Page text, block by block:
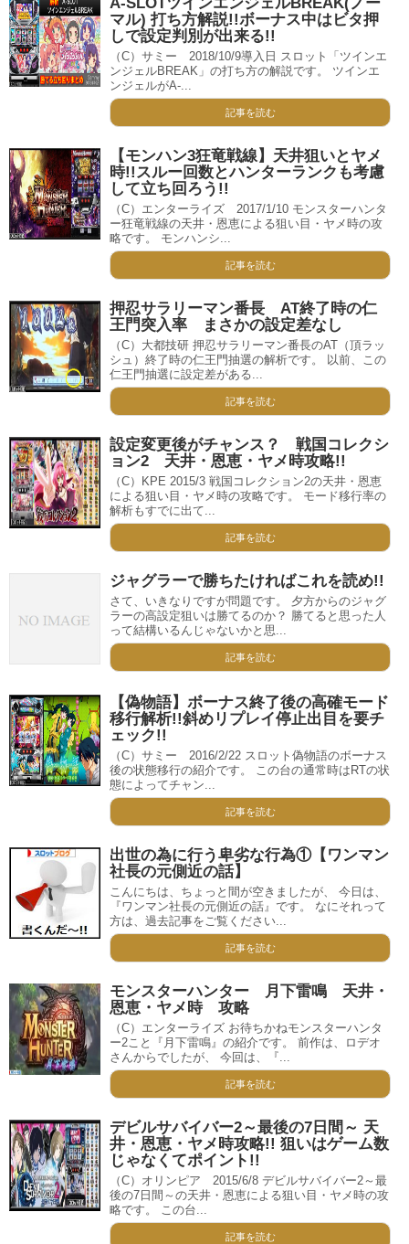
マル) 打ち方解説!!ボーナス中はビタ押
しで設定判別が出来る!!
（C）サミー 2018/10/9導入日 スロット「ツインエ
ンジェルBREAK」の打ち方の解説です。 ツインエ
ンジェルがA-...
記事を読む
【モンハン3狂竜戦線】天井狙いとヤメ
時!!スルー回数とハンターランクも考慮
して立ち回ろう!!
（C）エンターライズ 2017/1/10 モンスターハンタ
ー狂竜戦線の天井・恩恵による狙い目・ヤメ時の攻
略です。 モンハンシ...
記事を読む
押忍サラリーマン番長 AT終了時の仁
王門突入率 まさかの設定差なし
（C）大都技研 押忍サラリーマン番長のAT（頂ラッ
シュ）終了時の仁王門抽選の解析です。 以前、この
仁王門抽選に設定差がある...
記事を読む
設定変更後がチャンス？ 戦国コレクシ
ョン2 天井・恩恵・ヤメ時攻略!!
（C）KPE 2015/3 戦国コレクション2の天井・恩恵
による狙い目・ヤメ時の攻略です。 モード移行率の
解析もすでに出て...
記事を読む
ジャグラーで勝ちたければこれを読め!!
さて、いきなりですが問題です。 夕方からのジャグ
ラーの高設定狙いは勝てるのか？ 勝てると思った人
って結構いるんじゃないかと思...
記事を読む
【偽物語】ボーナス終了後の高確モード
移行解析!!斜めリプレイ停止出目を要チ
ェック!!
（C）サミー 2016/2/22 スロット偽物語のボーナス
後の状態移行の紹介です。 この台の通常時はRTの状
態によってチャン...
記事を読む
出世の為に行う卑劣な行為①【ワンマン
社長の元側近の話】
こんにちは、ちょっと間が空きましたが、 今日は、
『ワンマン社長の元側近の話』です。 なにそれって
方は、過去記事をご覧ください...
記事を読む
モンスターハンター 月下雷鳴 天井・
恩恵・ヤメ時 攻略
（C）エンターライズ お待ちかねモンスターハンタ
ー2こと『月下雷鳴』の紹介です。 前作は、ロデオ
さんからでしたが、 今回は、『...
記事を読む
デビルサバイバー2～最後の7日間～ 天
井・恩恵・ヤメ時攻略!! 狙いはゲーム数
じゃなくてポイント!!
（C）オリンピア 2015/6/8 デビルサバイバー2～最
後の7日間～の天井・恩恵による狙い目・ヤメ時の攻
略です。 この台...
記事を読む